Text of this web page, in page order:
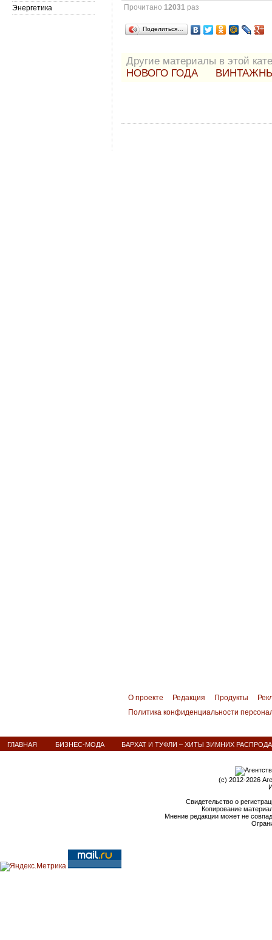
Прочитано12031 раз
Поделиться…
Другие материалы в этой
НОВОГО ГОДА
Энергетика
О проекте Редакция Продукты
Политика конфиденциальности
ГЛАВНАЯ БИЗНЕС-МОДА БАРХАТ И ТУФЛИ – ХИТЫ ЗИМНИХ
(c) 2012-2026
Свидетельство о
Копирование
Мнение редакции может не